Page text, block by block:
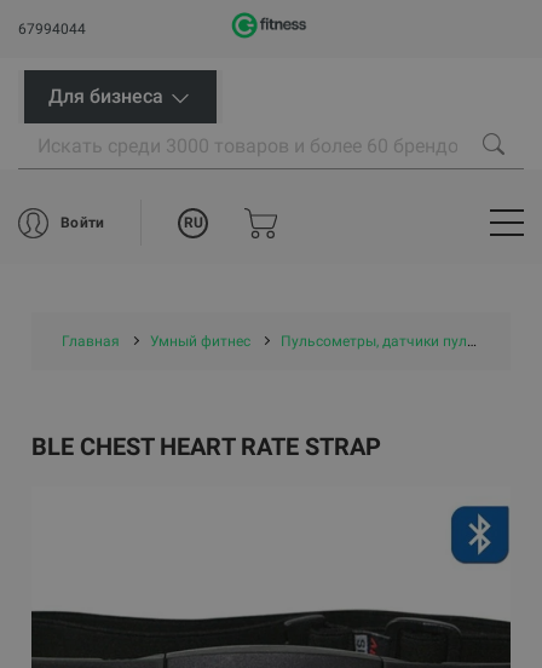
67994044
Для бизнеса
Войти RU
Главная Умный фитнес Пульсометры, датчики пульса, аксессуары
BLE CHEST HEART RATE STRAP